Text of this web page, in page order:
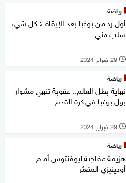
رياضة
أول رد من بوغبا بعد الإيقاف: كل شيء
سلب مني
l 29 فبراير 2024
رياضة
نهاية بطل العالم.. عقوبة تنهي مشوار
بول بوغبا في كرة القدم
l 29 فبراير 2024
رياضة
هزيمة مفاجئة ليوفنتوس أمام
أودينيزي المتعثر